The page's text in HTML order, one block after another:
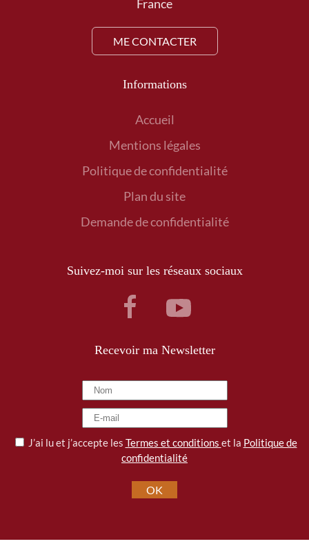
France
ME CONTACTER
Informations
Accueil
Mentions légales
Politique de confidentialité
Plan du site
Demande de confidentialité
Suivez-moi sur les réseaux sociaux
Recevoir ma Newsletter
J’ai lu et j’accepte les Termes et conditions et la Politique de
confidentialité
OK